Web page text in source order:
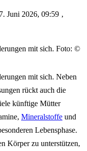
Juni 2026, 09:59
mit sich. Foto: ©
mit sich. Neben
rückt auch die
künftige Mütter
Mineralstoffe und
Lebensphase.
Körper zu unterstützen,